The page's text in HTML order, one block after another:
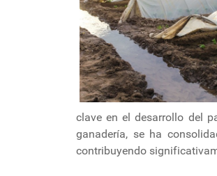
clave en el desarrollo del
ganadería, se ha
contribuyendo